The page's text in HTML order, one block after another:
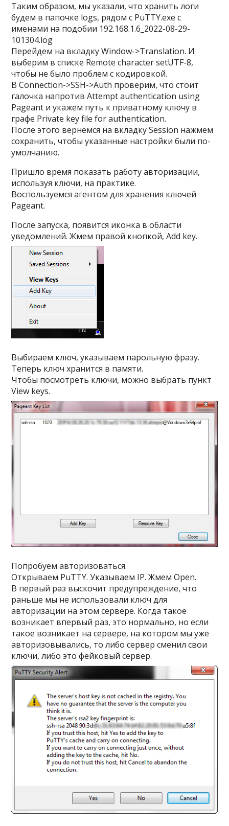
Таким образом, мы указали, что хранить логи
будем в папочке logs, рядом с PuTTY.exe с
именами на подобии 192.168.1.6_2022-08-29-
101304.log
Перейдем на вкладкуWindow->Translation. И
выберим в списке Remote character setUTF-8,
чтобы не было проблем с кодировкой.
ВConnection->SSH->Auth проверим, что стоит
галочка напротивAttempt authentication using
Pageant и укажем путь к приватному ключу в
графе Private key file for authentication.
После этого вернемся на вкладкуSession нажмем
сохранить, чтобы указанные настройки были по-
умолчанию.
Пришло время показать работу авторизации,
используя ключи, на практике.
Воспользуемся агентом для хранения ключей
Pageant.
После запуска, появится иконка в области
уведомлений. Жмем правой кнопкой,Add key.
Выбираем ключ, указываем парольную фразу.
Теперь ключ хранится в памяти.
Чтобы посмотреть ключи, можно выбрать пункт
View keys.
Попробуем авторизоваться.
Открываем PuTTY. Указываем IP. ЖмемOpen.
В первый раз выскочит предупреждение, что
раньше мы не использовали ключ для
авторизации на этом сервере. Когда такое
возникает впервый раз, это нормально, но если
такое возникает на сервере, на котором мы уже
авторизовывались, то либо сервер сменил свои
ключи, либо это фейковый сервер.